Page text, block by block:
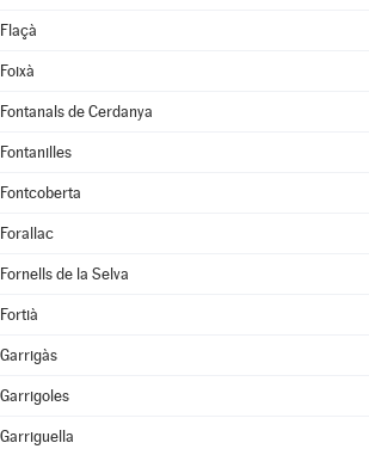
Flaçà
Foixà
Fontanals de Cerdanya
Fontanilles
Fontcoberta
Forallac
Fornells de la Selva
Fortià
Garrigàs
Garrigoles
Garriguella